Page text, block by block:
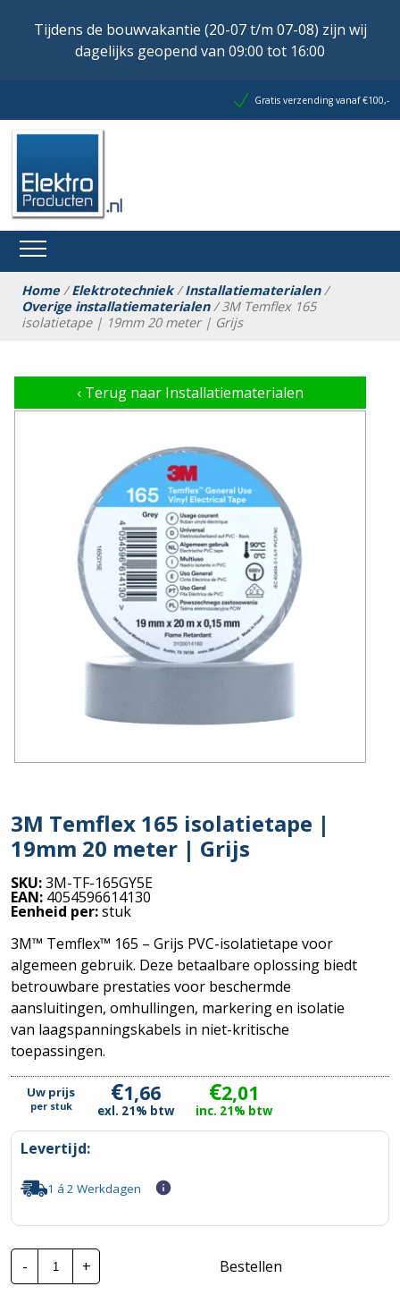
Tijdens de bouwvakantie (20-07 t/m 07-08) zijn wij
dagelijks geopend van 09:00 tot 16:00
Gratis verzending vanaf €100,-
Home/Elektrotechniek/Installatiematerialen/
Overige installatiematerialen/ 3M Temflex 165
isolatietape | 19mm 20 meter | Grijs
‹ Terug naar Installatiematerialen
3M Temflex 165 isolatietape |
19mm 20 meter | Grijs
SKU:3M-TF-165GY5E
EAN: 4054596614130
Eenheid per:stuk
3M™ Temflex™ 165 – Grijs PVC-isolatietape voor
algemeen gebruik. Deze betaalbare oplossing biedt
betrouwbare prestaties voor beschermde
aansluitingen, omhullingen, markering en isolatie
van laagspanningskabels in niet-kritische
toepassingen.
Uw prijs
per stuk €1,66
exl. 21% btw
€2,01
inc. 21% btw
Levertijd:
1 á 2 Werkdagen
-
3M
Temflex
165
+ Bestellen